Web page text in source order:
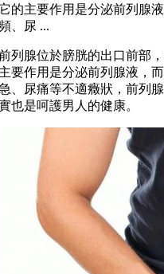
的主要作用是分泌前列腺
、尿 ...
列腺位於膀胱的出口前部
主要作用是分泌前列腺液，
急、尿痛等不適癥狀，前列
也是呵護男人的健康。